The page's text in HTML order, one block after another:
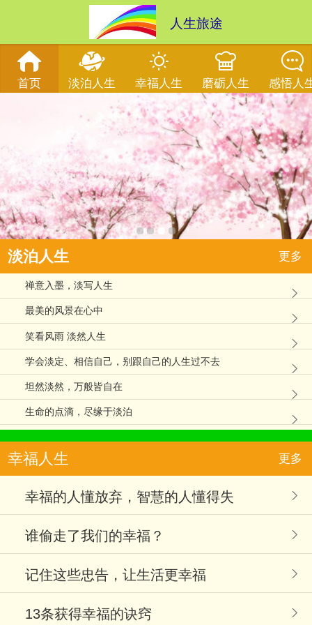
人生旅途
首页 淡泊人生 幸福人生 磨砺人生 感悟人
淡泊人生 更多
禅意入墨，淡写人生
最美的风景在心中
笑看风雨 淡然人生
学会淡定、相信自己，别跟自己的人生过不去
坦然淡然，万般皆自在
生命的点滴，尽缘于淡泊
幸福人生 更多
幸福的人懂放弃，智慧的人懂得失
谁偷走了我们的幸福？
记住这些忠告，让生活更幸福
13条获得幸福的诀窍